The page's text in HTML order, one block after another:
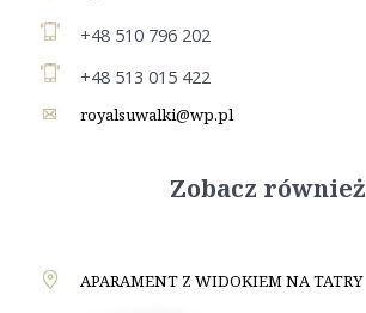
+48 510 796 202
+48 513 015 422
royalsuwalki@wp.pl
Zobacz również
APARAMENT Z WIDOKIEM NA TATRY